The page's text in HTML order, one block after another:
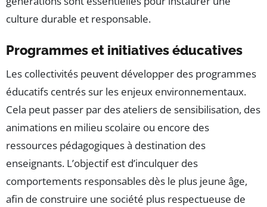
culture durable et responsable.
Programmes et initiatives éducatives
Les collectivités peuvent développer des programmes
éducatifs centrés sur les enjeux environnementaux.
Cela peut passer par des ateliers de sensibilisation, des
animations en milieu scolaire ou encore des
ressources pédagogiques à destination des
enseignants. L’objectif est d’inculquer des
comportements responsables dès le plus jeune âge,
afin de construire une société plus respectueuse de